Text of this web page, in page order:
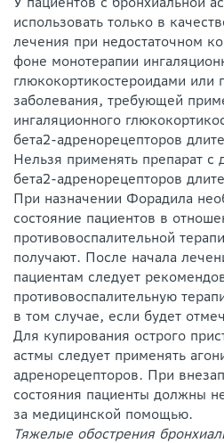
использовать только в
лечения при недостаточном
фоне монотерапии
глюкокортикостероидами
заболевания, требующей
ингаляционного
бета2-адренорецепторов
Нельзя применять препарат с
бета2-адренорецепторов
При назначении Форадила
состояние пациентов в
противовоспалительной
получают. После начала
пациентам следует
противовоспалительную
в том случае, если будет
Для купирования острого
астмы следует применять
адренорецепторов. При
состояния пациенты должны
за медицинской помощью.
Тяжелые обострения